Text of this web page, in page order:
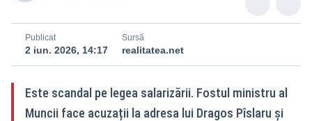
Publicat
2 iun. 2026, 14:17
Sursă
realitatea.net
Este scandal pe legea salarizării. Fostul ministru al
Muncii face acuzații la adresa lui Dragos Pîslaru și